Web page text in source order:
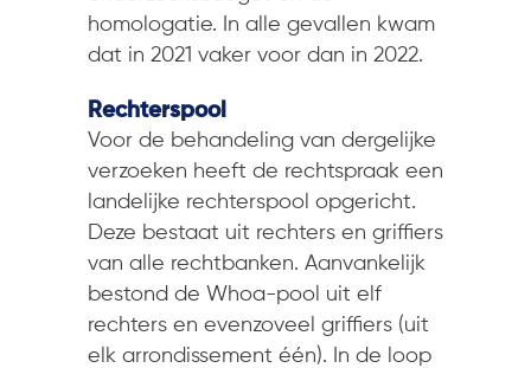
homologatie. In alle gevallen kwam
dat in 2021 vaker voor dan in 2022.
Rechterspool
Voor de behandeling van dergelijke
verzoeken heeft de rechtspraak een
landelijke rechterspool opgericht.
Deze bestaat uit rechters en griffiers
van alle rechtbanken. Aanvankelijk
bestond de Whoa-pool uit elf
rechters en evenzoveel griffiers (uit
elk arrondissement één). In de loop